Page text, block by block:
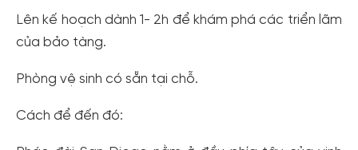
Lên kế hoạch dành 1- 2h để khám phá các triển lãm
của bảo tàng.
Phòng vệ sinh có sẵn tại chỗ.
Cách để đến đó: